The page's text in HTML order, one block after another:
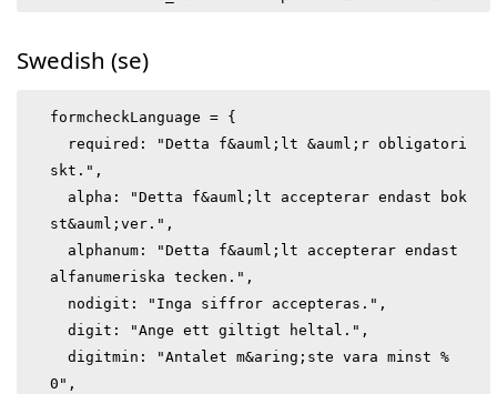
	checkbox: "Zaškrtnutie tohoto checkboxu
je povinné",
imálne %0 možnost(i)',
	radios: "Prosím vyberte jednu z možnost
	select: "Prosím vyberte jednu z možnost
	select_multiple : "Prosím vyberte jednu
Swedish (se)
formcheckLanguage = {
skt.",
st&auml;ver.",
alfanumeriska tecken.",
0",